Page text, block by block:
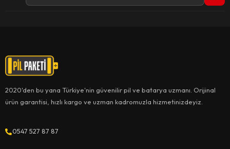
2020'den bu yana Türkiye'nin güvenilir pil ve batarya uzmanı. Orijinal
ürün garantisi, hızlı kargo ve uzman kadromuzla hizmetinizdeyiz.
0547 527 87 87